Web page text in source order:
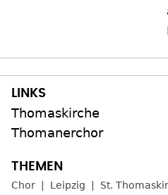
Thomaskirche
Thomanerchor
Chor Leipzig St.